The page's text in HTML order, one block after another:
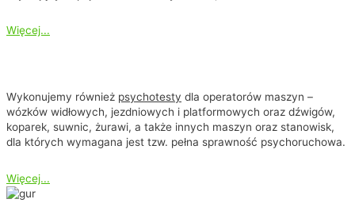
Więcej...
Wykonujemy również psychotesty dla operatorów maszyn –
wózków widłowych, jezdniowych i platformowych oraz dźwigów,
koparek, suwnic, żurawi, a także innych maszyn oraz stanowisk,
dla których wymagana jest tzw. pełna sprawność psychoruchowa.
Więcej...